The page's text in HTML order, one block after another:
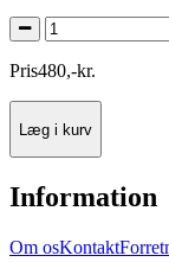
Pris480,-kr.
Læg i kurv
Information
Om osKontakt